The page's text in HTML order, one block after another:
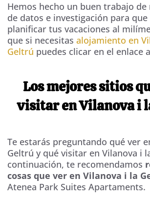
Hemos hecho un buen trabajo
de datos e investigación para que
planificar tus vacaciones al
que si necesitas alojamiento en
Geltrú puedes clicar en el enlace
Los mejores sitios
visitar en Vilanova i
Te estarás preguntando qué ver
Geltrú y qué visitar en Vilanova i
continuación, te recomendamos
cosas que ver en Vilanova i la
Atenea Park Suites Apartaments.